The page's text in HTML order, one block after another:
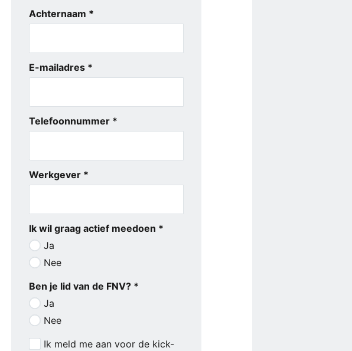
Achternaam *
E-mailadres *
Telefoonnummer *
Werkgever *
Ik wil graag actief meedoen *
Ja
Nee
Ben je lid van de FNV? *
Ja
Nee
Ik meld me aan voor de kick-